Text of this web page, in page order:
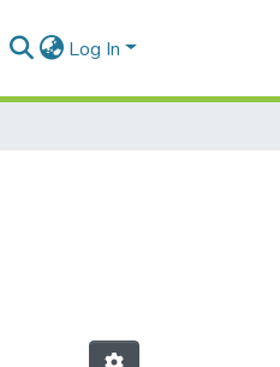
Log In